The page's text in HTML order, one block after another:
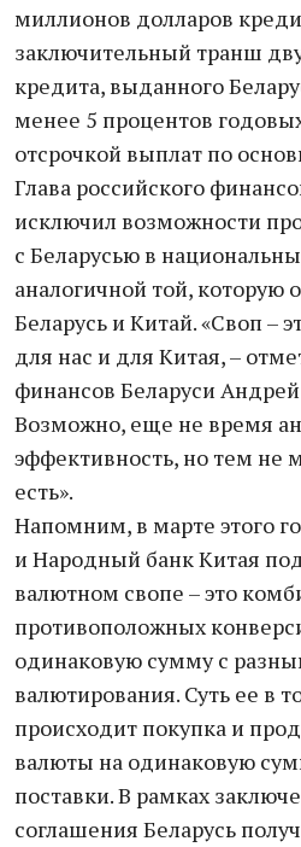
миллионов долларов
заключительный транш
кредита, выданного
менее 5 процентов
отсрочкой выплат по
Глава российского
исключил возможности
с Беларусью в
аналогичной той, которую
Беларусь и Китай. «Своп –
для нас и для Китая, –
финансов Беларуси
Возможно, еще не время
эффективность, но тем не
есть».
Напомним, в марте этого
и Народный банк Китая
валютном свопе – это
противоположных
одинаковую сумму с
валютирования. Суть ее в
происходит покупка и
валюты на одинаковую
поставки. В рамках
соглашения Беларусь